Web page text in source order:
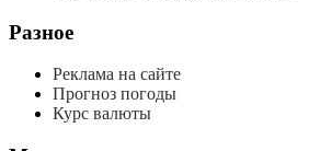
Разное
Реклама на сайте
Прогноз погоды
Курс валюты